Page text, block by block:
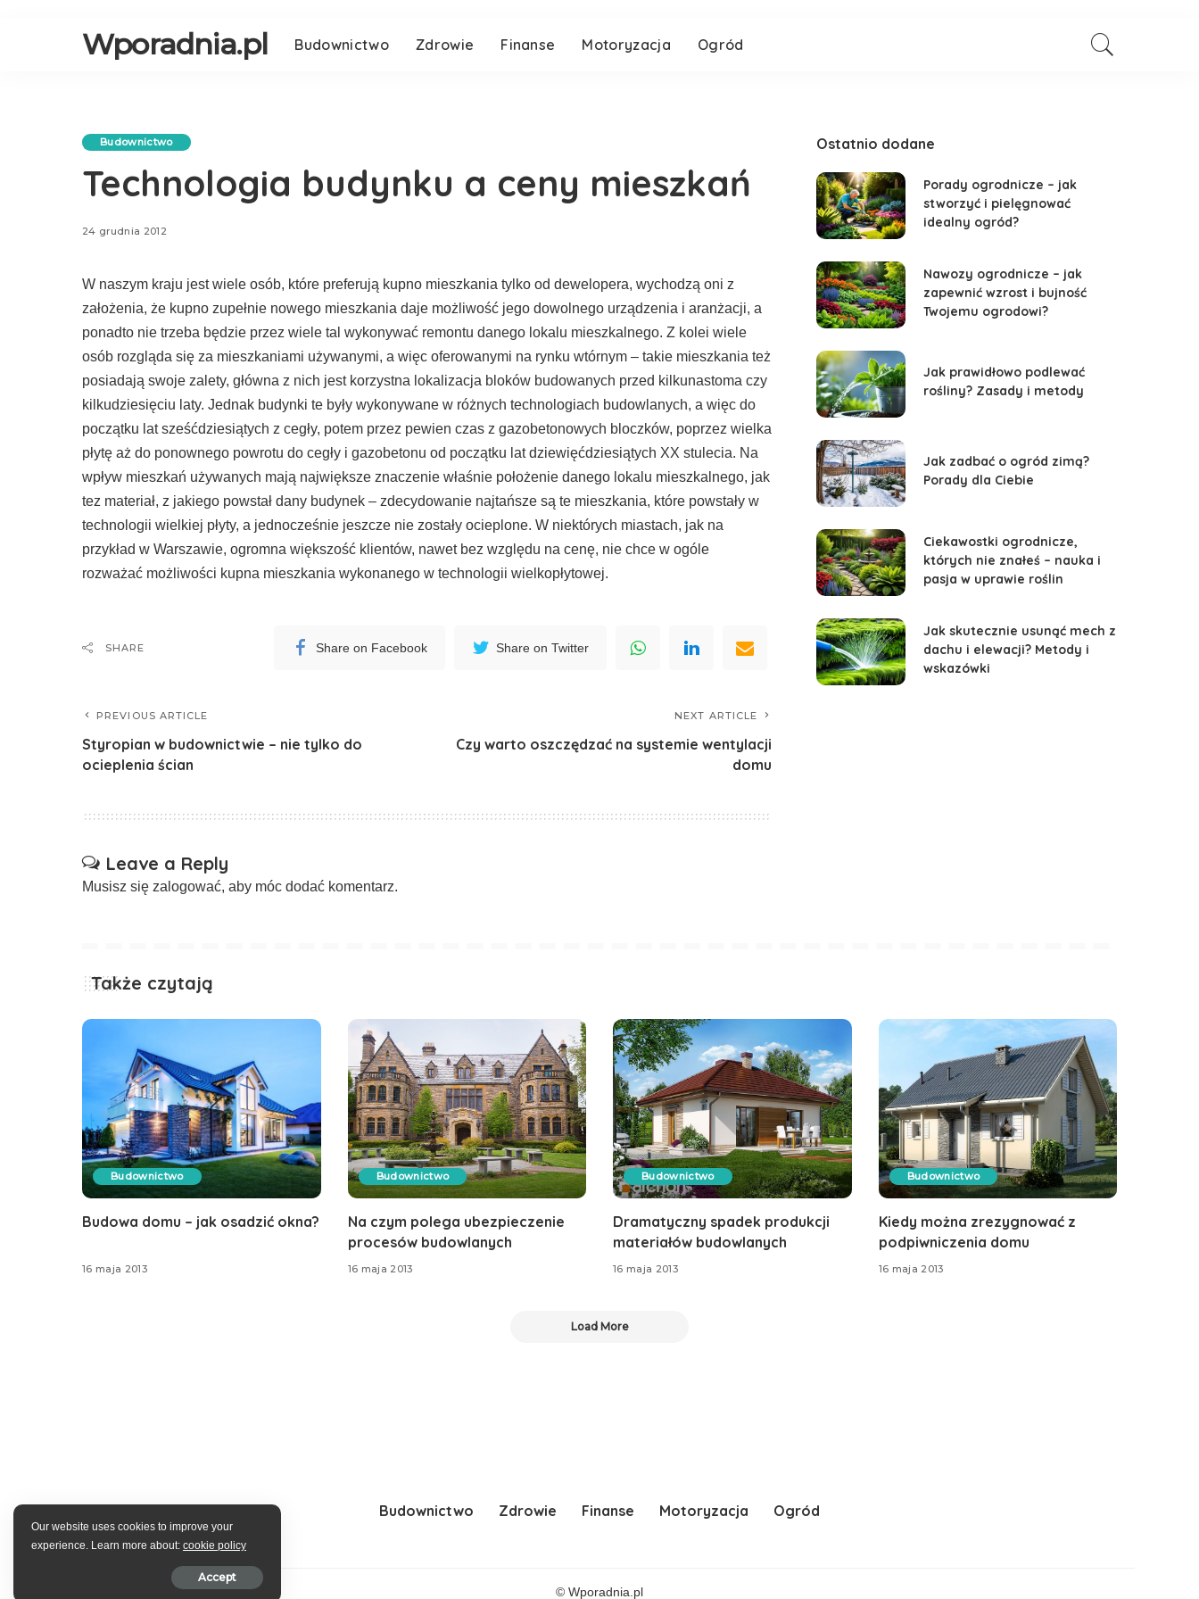
Wporadnia.pl Budownictwo Zdrowie Finanse Motoryzacja Ogród
Budownictwo
Technologia budynku a ceny mieszkań
24 grudnia 2012
W naszym kraju jest wiele osób, które preferują kupno mieszkania tylko od dewelopera, wychodzą oni z
założenia, że kupno zupełnie nowego mieszkania daje możliwość jego dowolnego urządzenia i aranżacji, a
ponadto nie trzeba będzie przez wiele tal wykonywać remontu danego lokalu mieszkalnego. Z kolei wiele
osób rozgląda się za mieszkaniami używanymi, a więc oferowanymi na rynku wtórnym – takie mieszkania też
posiadają swoje zalety, główna z nich jest korzystna lokalizacja bloków budowanych przed kilkunastoma czy
kilkudziesięciu laty. Jednak budynki te były wykonywane w różnych technologiach budowlanych, a więc do
początku lat sześćdziesiątych z cegły, potem przez pewien czas z gazobetonowych bloczków, poprzez wielka
płytę aż do ponownego powrotu do cegły i gazobetonu od początku lat dziewięćdziesiątych XX stulecia. Na
wpływ mieszkań używanych mają największe znaczenie właśnie położenie danego lokalu mieszkalnego, jak
tez materiał, z jakiego powstał dany budynek – zdecydowanie najtańsze są te mieszkania, które powstały w
technologii wielkiej płyty, a jednocześnie jeszcze nie zostały ocieplone. W niektórych miastach, jak na
przykład w Warszawie, ogromna większość klientów, nawet bez względu na cenę, nie chce w ogóle
rozważać możliwości kupna mieszkania wykonanego w technologii wielkopłytowej.
SHARE Share on Facebook Share on Twitter
PREVIOUS ARTICLE
Styropian w budownictwie – nie tylko do
ocieplenia ścian
NEXT ARTICLE
Czy warto oszczędzać na systemie wentylacji
domu
Leave a Reply
Musisz się zalogować, aby móc dodać komentarz.
Ostatnio dodane
Porady ogrodnicze – jak
stworzyć i pielęgnować
idealny ogród?
Nawozy ogrodnicze – jak
zapewnić wzrost i bujność
Twojemu ogrodowi?
Jak prawidłowo podlewać
rośliny? Zasady i metody
Jak zadbać o ogród zimą?
Porady dla Ciebie
Ciekawostki ogrodnicze,
których nie znałeś – nauka i
pasja w uprawie roślin
Jak skutecznie usunąć mech z
dachu i elewacji? Metody i
wskazówki
Także czytają
Budownictwo
Budowa domu – jak osadzić okna?
16 maja 2013
Budownictwo
Na czym polega ubezpieczenie
procesów budowlanych
16 maja 2013
Budownictwo
Dramatyczny spadek produkcji
materiałów budowlanych
16 maja 2013
Budownictwo
Kiedy można zrezygnować z
podpiwniczenia domu
16 maja 2013
Load More
Budownictwo Zdrowie Finanse Motoryzacja Ogród
© Wporadnia.pl
Our website uses cookies to improve your
experience. Learn more about: cookie policy
Accept